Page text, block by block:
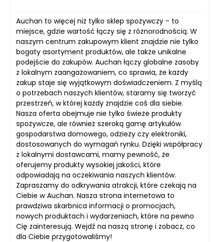
Auchan to więcej niż tylko sklep spożywczy – to
miejsce, gdzie wartość łączy się z różnorodnością. W
naszym centrum zakupowym klient znajdzie nie tylko
bogaty asortyment produktów, ale także unikalne
podejście do zakupów. Auchan łączy globalne zasoby
z lokalnym zaangażowaniem, co sprawia, że każdy
zakup staje się wyjątkowym doświadczeniem. Z myślą
o potrzebach naszych klientów, staramy się tworzyć
przestrzeń, w której każdy znajdzie coś dla siebie.
Nasza oferta obejmuje nie tylko świeże produkty
spożywcze, ale również szeroką gamę artykułów
gospodarstwa domowego, odzieży czy elektroniki,
dostosowanych do wymagań rynku. Dzięki współpracy
z lokalnymi dostawcami, mamy pewność, że
oferujemy produkty wysokiej jakości, które
odpowiadają na oczekiwania naszych klientów.
Zapraszamy do odkrywania atrakcji, które czekają na
Ciebie w Auchan. Nasza strona internetowa to
prawdziwa skarbnica informacji o promocjach,
nowych produktach i wydarzeniach, które na pewno
Cię zainteresują. Wejdź na naszą stronę i zobacz, co
dla Ciebie przygotowaliśmy!